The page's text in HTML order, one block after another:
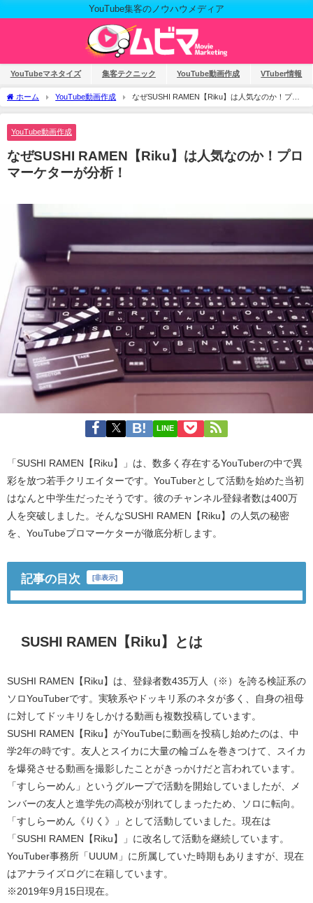
YouTube集客のノウハウメディア
YouTubeマネタイズ 集客テクニック YouTube動画作成 VTuber情報
ホーム YouTube動画作成
なぜSUSHI RAMEN【Riku】は人気なのか！プロ
マーケターが分析！
YouTube動画作成
なぜSUSHI RAMEN【Riku】は人気なのか！プロ
マーケターが分析！
LINE
「SUSHI RAMEN【Riku】」は、数多く存在するYouTuberの中で異
彩を放つ若手クリエイターです。YouTuberとして活動を始めた当初
はなんと中学生だったそうです。彼のチャンネル登録者数は400万
人を突破しました。そんなSUSHI RAMEN【Riku】の人気の秘密
を、YouTubeプロマーケターが徹底分析します。
記事の目次 [非表示]
SUSHI RAMEN【Riku】とは
SUSHI RAMEN【Riku】は、登録者数435万人（※）を誇る検証系の
ソロYouTuberです。実験系やドッキリ系のネタが多く、自身の祖母
に対してドッキリをしかける動画も複数投稿しています。
SUSHI RAMEN【Riku】がYouTubeに動画を投稿し始めたのは、中
学2年の時です。友人とスイカに大量の輪ゴムを巻きつけて、スイカ
を爆発させる動画を撮影したことがきっかけだと言われています。
「すしらーめん」というグループで活動を開始していましたが、メ
ンバーの友人と進学先の高校が別れてしまったため、ソロに転向。
「すしらーめん《りく》」として活動していました。現在は
「SUSHI RAMEN【Riku】」に改名して活動を継続しています。
YouTuber事務所「UUUM」に所属していた時期もありますが、現在
はアナライズログに在籍しています。
※2019年9月15日現在。